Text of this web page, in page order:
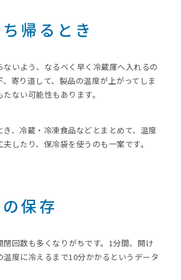
帰るとき
ないよう、なるべく早く冷蔵庫へ入れるの
寄り道して、製品の温度が上がってしま
ない可能性もあります。
き、冷蔵・冷凍食品などとまとめて、温度
したり、保冷袋を使うのも一案です。
保存
閉回数も多くなりがちです。1分間、開け
温度に冷えるまで10分かかるというデータ